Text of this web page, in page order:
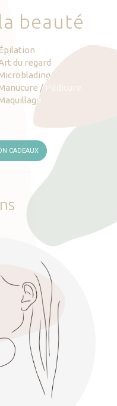
la beauté
du regard
/ Pédicure
CADEAUX